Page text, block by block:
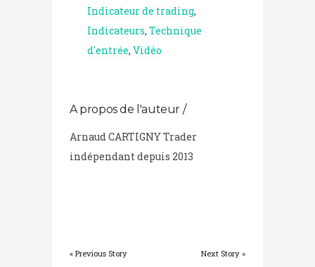
Indicateur de trading,
Indicateurs, Technique
d'entrée, Vidéo
A propos de l'auteur /
Arnaud CARTIGNY Trader
indépendant depuis 2013
« Previous Story Next Story »